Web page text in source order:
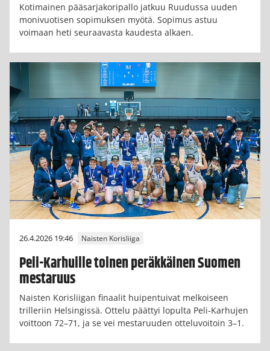
Kotimainen pääsarjakoripallo jatkuu Ruudussa uuden
monivuotisen sopimuksen myötä. Sopimus astuu
voimaan heti seuraavasta kaudesta alkaen.
26.4.2026 19:46 Naisten Korisliiga
Peli-Karhuille toinen peräkkäinen Suomen
mestaruus
Naisten Korisliigan finaalit huipentuivat melkoiseen
trilleriin Helsingissä. Ottelu päättyi lopulta Peli-Karhujen
voittoon 72–71, ja se vei mestaruuden otteluvoitoin 3–1.